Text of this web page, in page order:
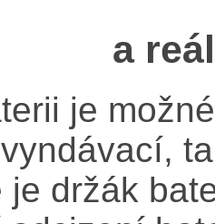
a
je
je držák